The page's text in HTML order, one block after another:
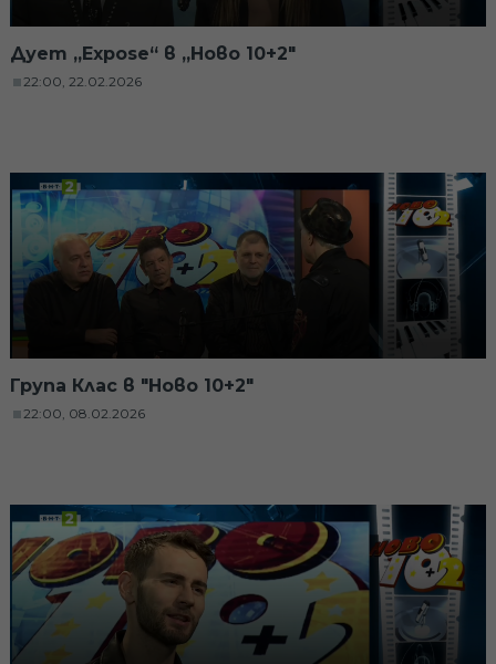
Дует „Expose“ в „Ново 10+2"
22:00, 22.02.2026
Група Клас в "Ново 10+2"
22:00, 08.02.2026